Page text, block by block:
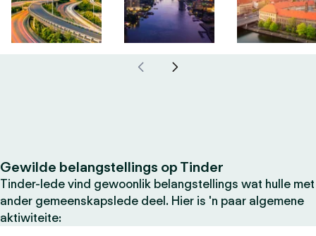
Gewilde belangstellings op Tinder
Tinder-lede vind gewoonlik belangstellings wat hulle met
ander gemeenskapslede deel. Hier is 'n paar algemene
aktiwiteite: